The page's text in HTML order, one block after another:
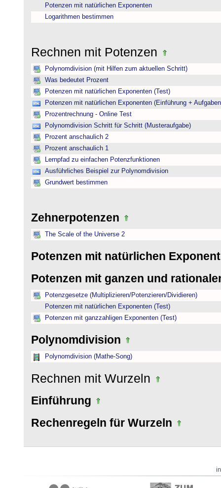
Potenzen mit natürlichen Exponenten
Logarithmen bestimmen
Rechnen mit Potenzen
Polynomdivision (mit Hilfen zum aktuellen Schritt)
Was bedeutet Prozent
Potenzen mit natürlichen Exponenten (Test)
Potenzen mit natürlichen Exponenten (Einführung +
Prozentrechnung - Online Test
Polynomdivision Schritt für Schritt (Musteraufgabe)
Prozent anschaulich 2
Prozent anschaulich 1
Lernpfad zu einfachen Potenzfunktionen
Ausführliches Beispiel zur Polynomdivision
Grundwert bestimmen
Zehnerpotenzen
The Scale of the Universe 2
Potenzen mit natürlichen
Potenzen mit ganzen und
Potenzgesetze (Multiplizieren/Potenzieren/Dividieren)
Potenzen mit natürlichen Exponenten (Test)
Potenzen mit ganzzahligen Exponenten (Test)
Polynomdivision
Polynomdivision (Mathe-Song)
Rechnen mit Wurzeln
Einführung
Rechenregeln für Wurzeln